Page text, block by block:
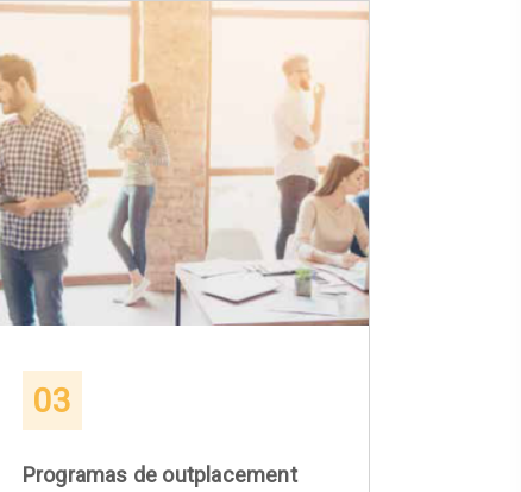
03
Programas de outplacement